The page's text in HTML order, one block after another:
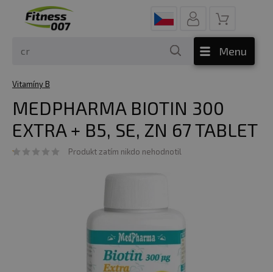
Menu
Vitamíny B
MEDPHARMA BIOTIN 300
EXTRA + B5, SE, ZN 67 TABLET
Produkt zatím nikdo nehodnotil